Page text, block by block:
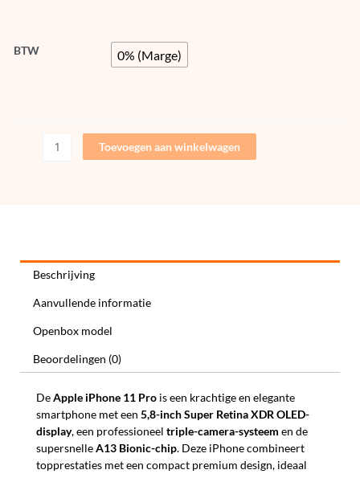
BTW 0% (Marge)
Toevoegen aan winkelwagen
Beschrijving
Aanvullende informatie
Openbox model
Beoordelingen (0)
DeApple iPhone 11 Pro is een krachtige en elegante
smartphone met een 5,8-inch Super Retina XDR OLED-
display, een professioneel triple-camera-systeem en de
supersnelleA13 Bionic-chip. Deze iPhone combineert
topprestaties met een compact premium design, ideaal